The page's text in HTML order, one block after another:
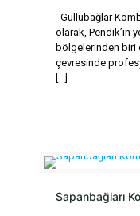
Güllübağlar
olarak, Pendik’in
bölgelerinden biri
çevresinde
[…]
Sapanbağları